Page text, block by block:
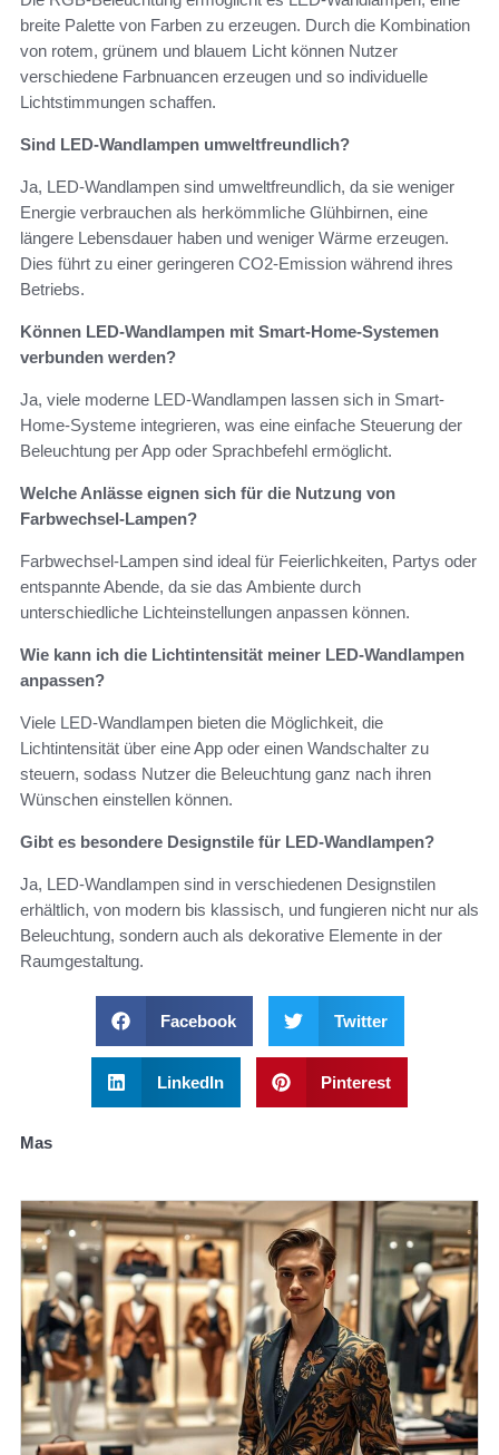
breite Palette von Farben zu erzeugen. Durch die Kombination
von rotem, grünem und blauem Licht können Nutzer
verschiedene Farbnuancen erzeugen und so individuelle
Lichtstimmungen schaffen.
Sind LED-Wandlampen umweltfreundlich?
Ja, LED-Wandlampen sind umweltfreundlich, da sie weniger
Energie verbrauchen als herkömmliche Glühbirnen, eine
längere Lebensdauer haben und weniger Wärme erzeugen.
Dies führt zu einer geringeren CO2-Emission während ihres
Betriebs.
Können LED-Wandlampen mit Smart-Home-Systemen
verbunden werden?
Ja, viele moderne LED-Wandlampen lassen sich in Smart-
Home-Systeme integrieren, was eine einfache Steuerung der
Beleuchtung per App oder Sprachbefehl ermöglicht.
Welche Anlässe eignen sich für die Nutzung von
Farbwechsel-Lampen?
Farbwechsel-Lampen sind ideal für Feierlichkeiten, Partys oder
entspannte Abende, da sie das Ambiente durch
unterschiedliche Lichteinstellungen anpassen können.
Wie kann ich die Lichtintensität meiner LED-Wandlampen
anpassen?
Viele LED-Wandlampen bieten die Möglichkeit, die
Lichtintensität über eine App oder einen Wandschalter zu
steuern, sodass Nutzer die Beleuchtung ganz nach ihren
Wünschen einstellen können.
Gibt es besondere Designstile für LED-Wandlampen?
Ja, LED-Wandlampen sind in verschiedenen Designstilen
erhältlich, von modern bis klassisch, und fungieren nicht nur als
Beleuchtung, sondern auch als dekorative Elemente in der
Raumgestaltung.
Facebook Twitter
LinkedIn Pinterest
Mas